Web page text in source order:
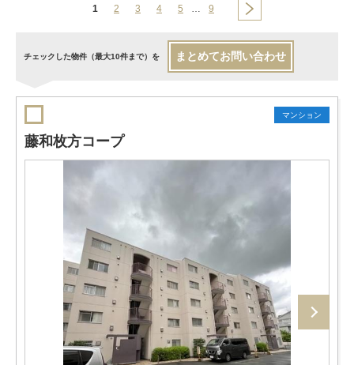
1 2 3 4 5 … 9
チェックした物件（最大10件まで）を まとめてお問い合わせ
マンション
藤和枚方コープ